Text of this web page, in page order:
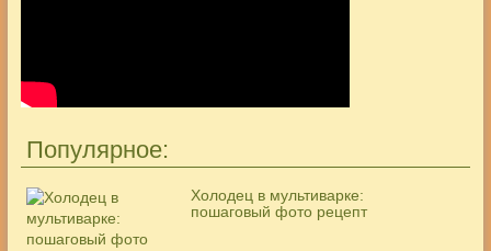
Популярное:
Холодец в мультиварке:
пошаговый фото рецепт